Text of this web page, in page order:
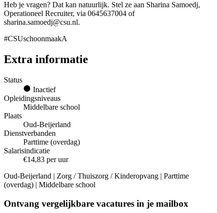
Heb je vragen? Dat kan natuurlijk. Stel ze aan Sharina Samoedj,
Operationeel Recruiter, via 0645637004 of
sharina.samoedj@csu.nl.
#CSUschoonmaakA
Extra informatie
Status
Inactief
Opleidingsniveaus
Middelbare school
Plaats
Oud-Beijerland
Dienstverbanden
Parttime (overdag)
Salarisindicatie
€14,83 per uur
Oud-Beijerland | Zorg / Thuiszorg / Kinderopvang | Parttime
(overdag) | Middelbare school
Ontvang vergelijkbare vacatures in je mailbox